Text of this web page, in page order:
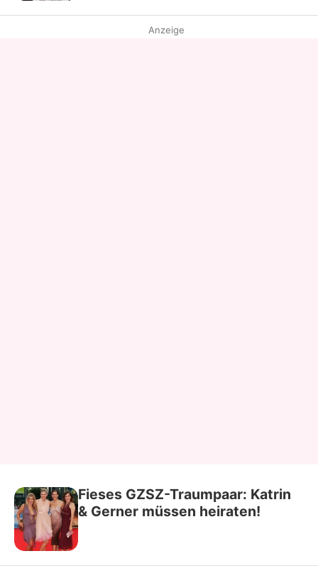
Anzeige
Fieses GZSZ-Traumpaar: Katrin
& Gerner müssen heiraten!